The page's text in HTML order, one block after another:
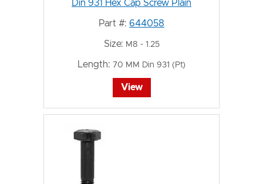
Din 931 Hex Cap Screw Plain
Part #: 644058
Size: M8 - 1.25
Length: 70 MM Din 931 (Pt)
View